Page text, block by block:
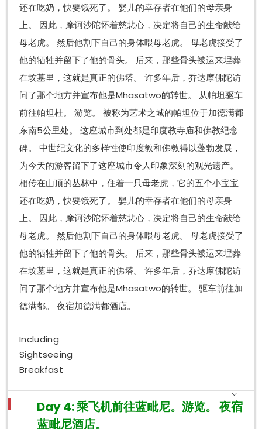
还在吃奶，快要饿死了。 婴儿的幸存者在他们的母亲身
上。 因此，摩诃沙陀怀着慈悲心，决定将自己的生命献给
母老虎。 然后他割下自己的身体喂母老虎。 母老虎接受了
他的牺牲并留下了他的骨头。 后来，那些骨头被运来埋葬
在坟墓里，这就是真正的佛塔。 许多年后，乔达摩佛陀访
问了那个地方并宣布他是Mhasatwo的转世。 从帕坦驱车
前往帕坦杜。 游览。 被称为艺术之城的帕坦位于加德满都
东南5公里处。 这座城市到处都是印度教寺庙和佛教纪念
碑。 中世纪文化的多样性使印度教和佛教得以蓬勃发展，
为今天的游客留下了这座城市令人印象深刻的观光遗产。
相传在山顶的丛林中，住着一只母老虎，它的五个小宝宝
还在吃奶，快要饿死了。 婴儿的幸存者在他们的母亲身
上。 因此，摩诃沙陀怀着慈悲心，决定将自己的生命献给
母老虎。 然后他割下自己的身体喂母老虎。 母老虎接受了
他的牺牲并留下了他的骨头。 后来，那些骨头被运来埋葬
在坟墓里，这就是真正的佛塔。 许多年后，乔达摩佛陀访
问了那个地方并宣布他是Mhasatwo的转世。 驱车前往加
德满都。 夜宿加德满都酒店。
Including
Sightseeing
Breakfast
Day 4: 乘飞机前往蓝毗尼。游览。 夜宿
蓝毗尼酒店。